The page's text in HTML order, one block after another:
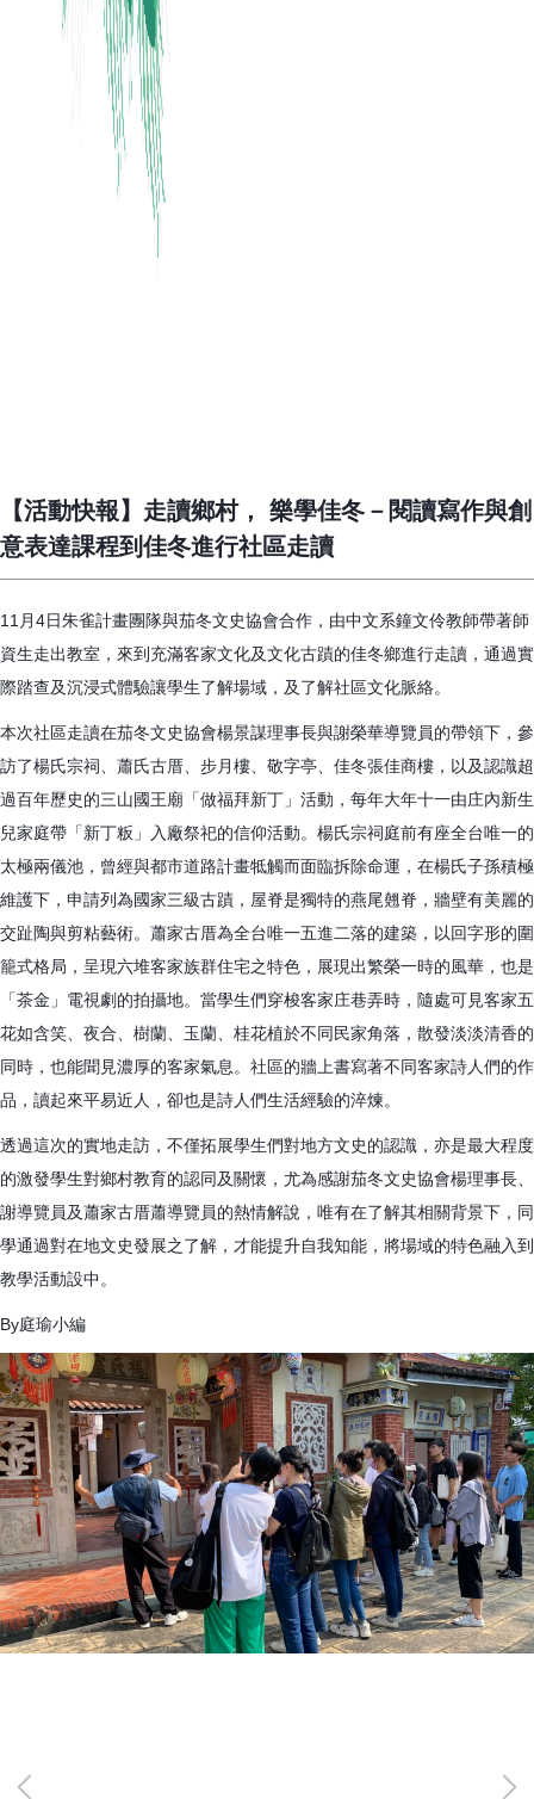
【活動快報】走讀鄉村， 樂學佳冬－閱讀寫作與創
意表達課程到佳冬進行社區走讀
11月4日朱雀計畫團隊與茄冬文史協會合作，由中文系鐘文伶教師帶著師
資生走出教室，來到充滿客家文化及文化古蹟的佳冬鄉進行走讀，通過實
際踏查及沉浸式體驗讓學生了解場域，及了解社區文化脈絡。
本次社區走讀在茄冬文史協會楊景謀理事長與謝榮華導覽員的帶領下，參
訪了楊氏宗祠、蕭氏古厝、步月樓、敬字亭、佳冬張佳商樓，以及認識超
過百年歷史的三山國王廟「做福拜新丁」活動，每年大年十一由庄內新生
兒家庭帶「新丁粄」入廠祭祀的信仰活動。楊氏宗祠庭前有座全台唯一的
太極兩儀池，曾經與都市道路計畫牴觸而面臨拆除命運，在楊氏子孫積極
維護下，申請列為國家三級古蹟，屋脊是獨特的燕尾翹脊，牆壁有美麗的
交趾陶與剪粘藝術。蕭家古厝為全台唯一五進二落的建築，以回字形的圍
籠式格局，呈現六堆客家族群住宅之特色，展現出繁榮一時的風華，也是
「茶金」電視劇的拍攝地。當學生們穿梭客家庄巷弄時，隨處可見客家五
花如含笑、夜合、樹蘭、玉蘭、桂花植於不同民家角落，散發淡淡清香的
同時，也能聞見濃厚的客家氣息。社區的牆上書寫著不同客家詩人們的作
品，讀起來平易近人，卻也是詩人們生活經驗的淬煉。
透過這次的實地走訪，不僅拓展學生們對地方文史的認識，亦是最大程度
的激發學生對鄉村教育的認同及關懷，尤為感謝茄冬文史協會楊理事長、
謝導覽員及蕭家古厝蕭導覽員的熱情解說，唯有在了解其相關背景下，同
學通過對在地文史發展之了解，才能提升自我知能，將場域的特色融入到
教學活動設中。
By庭瑜小編